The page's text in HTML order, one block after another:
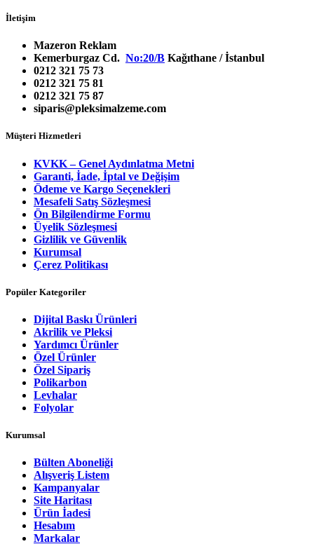
İletişim
Mazeron Reklam
Kemerburgaz Cd. No:20/B Kağıthane / İstanbul
0212 321 75 73
0212 321 75 81
0212 321 75 87
siparis@pleksimalzeme.com
Müşteri Hizmetleri
KVKK – Genel Aydınlatma Metni
Garanti, İade, İptal ve Değişim
Ödeme ve Kargo Seçenekleri
Mesafeli Satış Sözleşmesi
Ön Bilgilendirme Formu
Üyelik Sözleşmesi
Gizlilik ve Güvenlik
Kurumsal
Çerez Politikası
Popüler Kategoriler
Dijital Baskı Ürünleri
Akrilik ve Pleksi
Yardımcı Ürünler
Özel Ürünler
Özel Sipariş
Polikarbon
Levhalar
Folyolar
Kurumsal
Bülten Aboneliği
Alışveriş Listem
Kampanyalar
Site Haritası
Ürün İadesi
Hesabım
Markalar